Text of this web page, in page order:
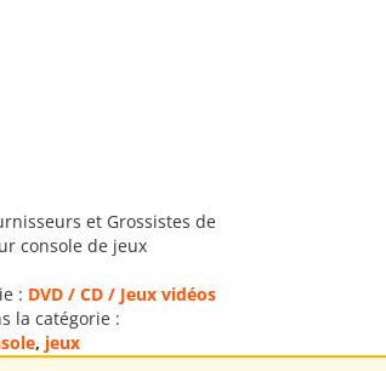
et Grossistes de
console de jeux
: DVD / CD / Jeux vidéos
la catégorie :
, jeux